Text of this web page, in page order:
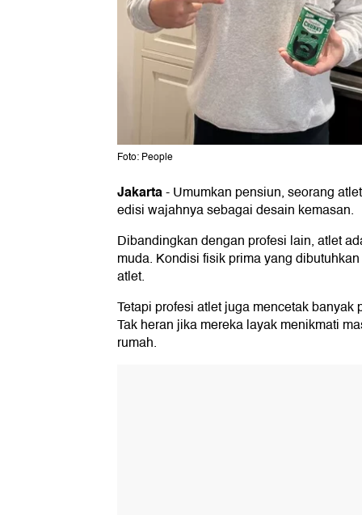
Foto: People
Jakarta-Umumkan pensiun, seorang
edisi wajahnya sebagai desain kemasan.
Dibandingkan dengan profesi lain, atlet
muda. Kondisi fisik prima yang
atlet.
Tetapi profesi atlet juga mencetak
Tak heran jika mereka layak menikmati
rumah.